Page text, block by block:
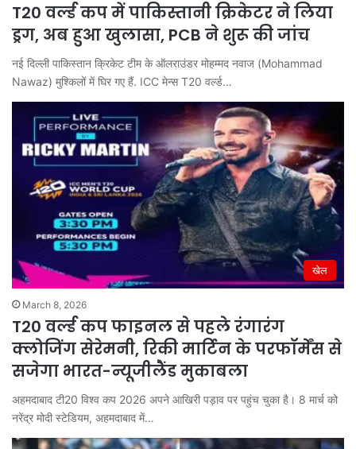
T20 वर्ल्ड कप में पाकिस्तानी क्रिकेटर ने लिया
ड्रग, अब हुआ खुलासा, PCB ने शुरू की जांच
नई दिल्ली पाकिस्तान क्रिकेट टीम के ऑलराउंडर मोहम्मद नवाज (Mohammad
Nawaz) मुश्किलों में घिर गए हैं. ICC मेन्स T20 वर्ल्ड…
खेल
March 8, 2026
T20 वर्ल्ड कप फाइनल से पहले रंगारंग
क्लोजिंग सेरेमनी, रिकी मार्टिन के परफॉर्मेंस से
सजेगा भारत-न्यूजीलैंड मुकाबला
अहमदाबाद टी20 विश्व कप 2026 अपने आखिरी पड़ाव पर पहुंच चुका है। 8 मार्च को
नरेंद्र मोदी स्टेडियम, अहमदाबाद में…